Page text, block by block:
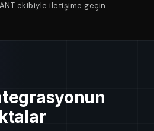
ekibiyle iletişime geçin.